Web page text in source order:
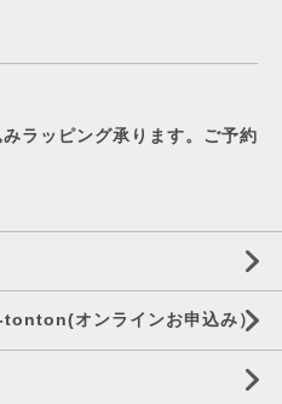
ラッピング承ります。ご予約
オンラインお申込み）